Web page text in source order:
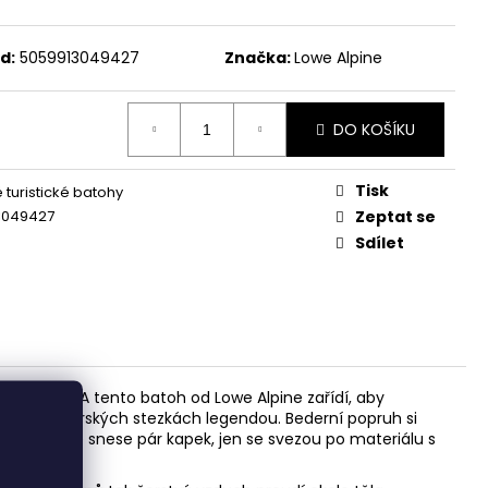
5059913049427 Značka:Lowe Alpine
DO KOŠÍKU
turistické batohy
Tisk
Zeptat se
Sdílet
osvěží. A tento batoh od Lowe Alpine zařídí, aby
je na horských stezkách legendou. Bederní popruh si
se z nebe snese pár kapek, jen se svezou po materiálu s